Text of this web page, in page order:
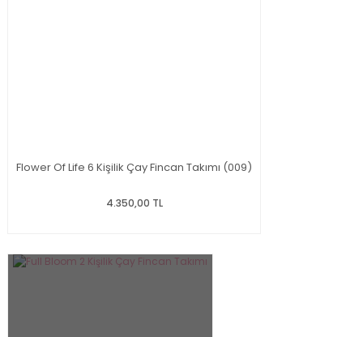
Flower Of Life 6 Kişilik Çay Fincan Takımı (009)
4.350,00 TL